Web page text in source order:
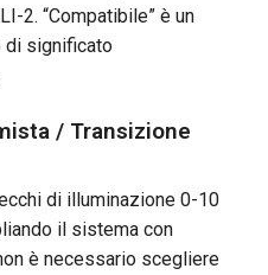
2. “Compatibile” è un
di significato
/ Transizione
di illuminazione 0-10
il sistema con
è necessario scegliere